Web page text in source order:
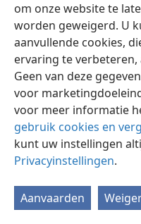
om onze website te
worden geweigerd. U
aanvullende cookies,
ervaring te
Geen van deze
voor
voor meer informatie
gebruik cookies en
kunt uw instellingen
Privacyinstellingen.
Aanvaarden
Nederlands
Copyright © 2026 Watch
Gebruiksvoorwaarden